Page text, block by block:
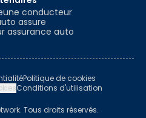
conducteur
assure
assurance auto
Politique de cookies
Conditions d'utilisation
Tous droits réservés.